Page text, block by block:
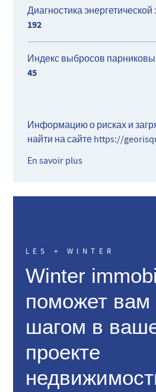
Диагностика
192
Индекс выбросов
45
Информацию о рисках и
найти на сайте https://
En savoir plus
LES + WINTER
Winter
поможет вам
шагом в
проекте